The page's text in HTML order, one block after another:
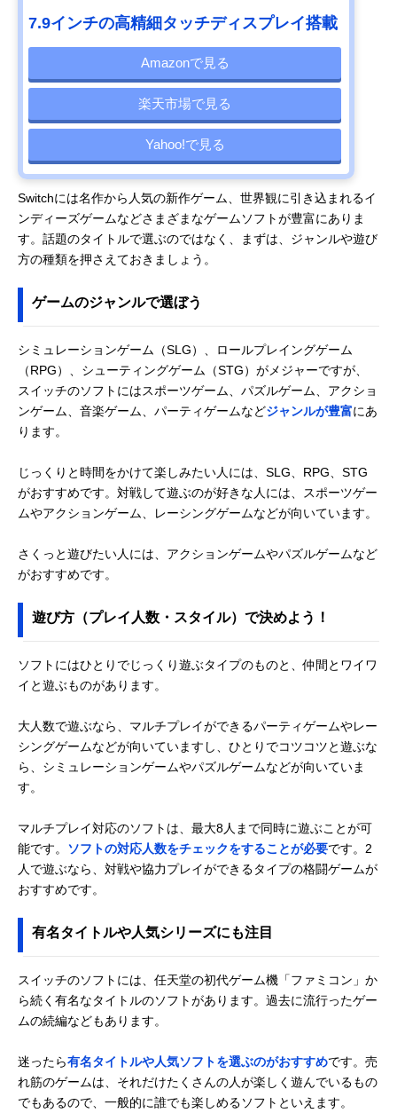
7.9インチの高精細タッチディスプレイ搭載
Amazonで見る
楽天市場で見る
Yahoo!で見る
Switchには名作から人気の新作ゲーム、世界観に引き込まれるイ
ンディーズゲームなどさまざまなゲームソフトが豊富にありま
す。話題のタイトルで選ぶのではなく、まずは、ジャンルや遊び
方の種類を押さえておきましょう。
ゲームのジャンルで選ぼう
シミュレーションゲーム（SLG）、ロールプレイングゲーム
（RPG）、シューティングゲーム（STG）がメジャーですが、
スイッチのソフトにはスポーツゲーム、パズルゲーム、アクショ
ンゲーム、音楽ゲーム、パーティゲームなどジャンルが豊富にあ
ります。
じっくりと時間をかけて楽しみたい人には、SLG、RPG、STG
がおすすめです。対戦して遊ぶのが好きな人には、スポーツゲー
ムやアクションゲーム、レーシングゲームなどが向いています。
さくっと遊びたい人には、アクションゲームやパズルゲームなど
がおすすめです。
遊び方（プレイ人数・スタイル）で決めよう！
ソフトにはひとりでじっくり遊ぶタイプのものと、仲間とワイワ
イと遊ぶものがあります。
大人数で遊ぶなら、マルチプレイができるパーティゲームやレー
シングゲームなどが向いていますし、ひとりでコツコツと遊ぶな
ら、シミュレーションゲームやパズルゲームなどが向いていま
す。
マルチプレイ対応のソフトは、最大8人まで同時に遊ぶことが可
能です。 ソフトの対応人数をチェックをすることが必要です。2
人で遊ぶなら、対戦や協力プレイができるタイプの格闘ゲームが
おすすめです。
有名タイトルや人気シリーズにも注目
スイッチのソフトには、任天堂の初代ゲーム機「ファミコン」か
ら続く有名なタイトルのソフトがあります。過去に流行ったゲー
ムの続編などもあります。
迷ったら有名タイトルや人気ソフトを選ぶのがおすすめです。売
れ筋のゲームは、それだけたくさんの人が楽しく遊んでいるもの
でもあるので、一般的に誰でも楽しめるソフトといえます。